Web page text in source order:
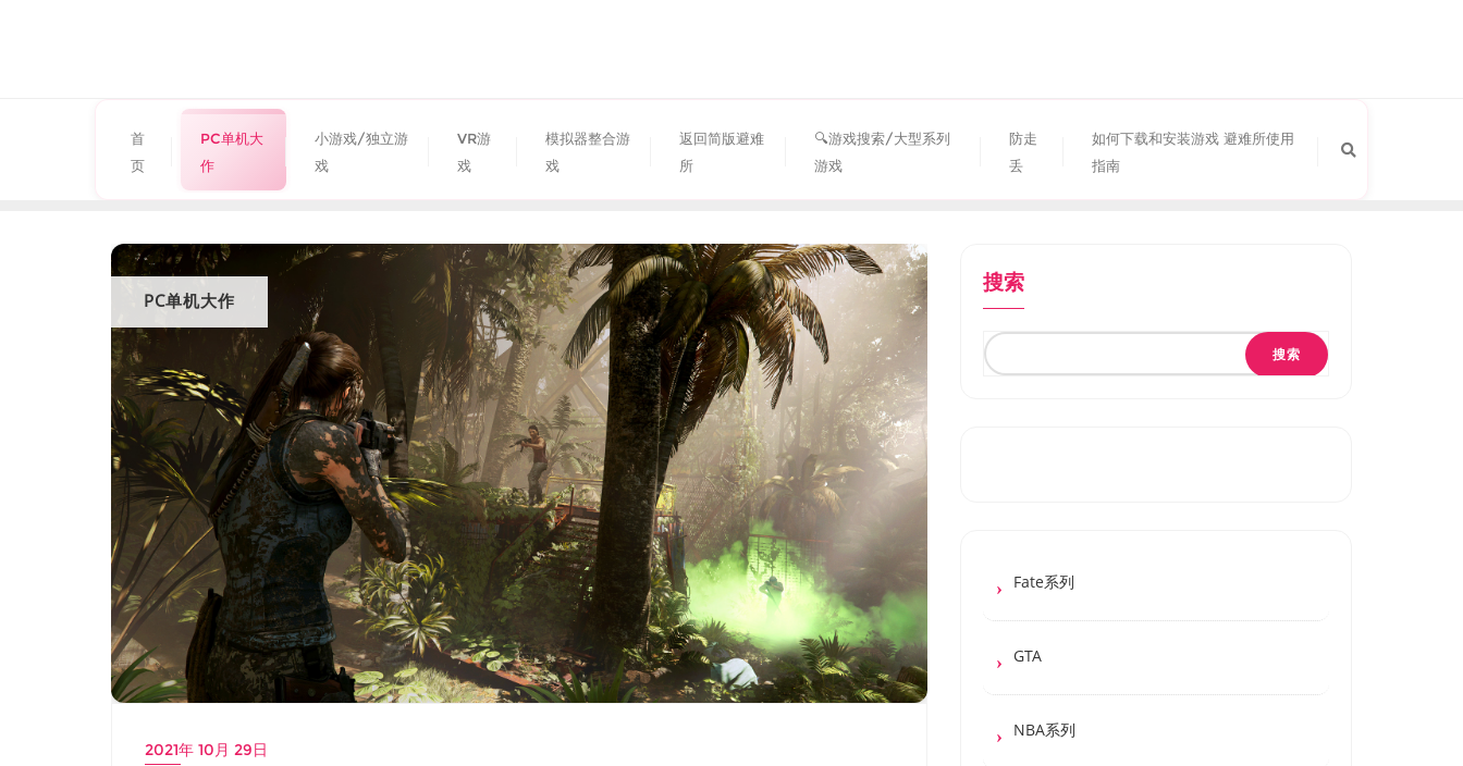
首
页
PC单机大
作
小游戏/独立游
戏
VR游
戏
模拟器整合游
戏
返回简版避难
所
🔍游戏搜索/大型系列
游戏
防走
丢
如何下载和安装游戏 避难所使用
指南
PC单机大作
2021年 10月 29日
搜索
搜索
Fate系列
GTA
NBA系列